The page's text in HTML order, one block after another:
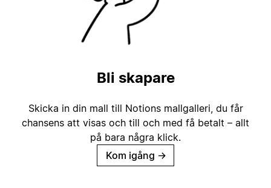
Bli skapare
Skicka in din mall till Notions mallgalleri, du får
chansens att visas och till och med få betalt – allt
på bara några klick.
Kom igång →